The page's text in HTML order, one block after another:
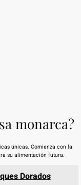
monarca?
únicas. Comienza con la
su alimentación futura.
Dorados